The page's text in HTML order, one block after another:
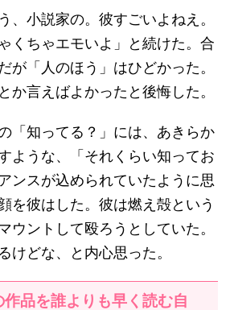
、小説家の。彼すごいよねえ。
ちゃエモいよ」と続けた。合
が「人のほう」はひどかった。
か言えばよかったと後悔した。
「知ってる？」には、あきらか
ような、「それくらい知ってお
ンスが込められていたように思
を彼はした。彼は燃え殻という
ウントして殴ろうとしていた。
けどな、と内心思った。
作品を誰よりも早く読む自